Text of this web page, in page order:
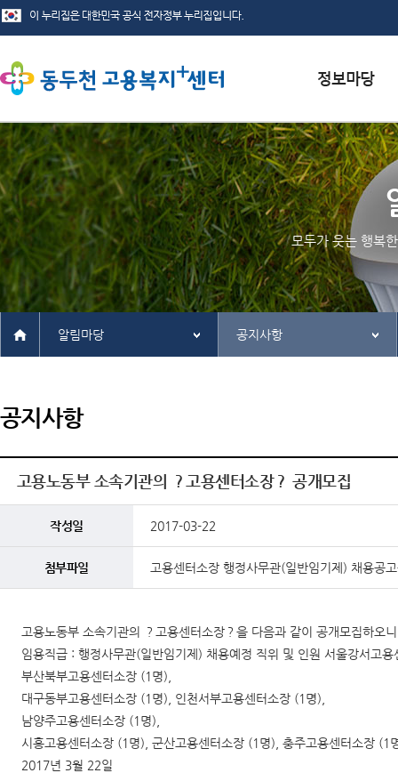
서식자료실
채용정보
인재정보
관련사이트
모두가 웃는 행복
알림마당 공지사항
공지사항
고용노동부 소속기관의 ？고용센터소장？ 공개모집
작성일 2017-03-22
첨부파일 고용센터소장 행정사무관(일반임기제) 채용공
고용노동부 소속기관의 ？고용센터소장？을 다음과 같이 공개모집하오
임용직급 : 행정사무관(일반임기제) 채용예정 직위 및 인원 서울강서고
부산북부고용센터소장 (1명),
대구동부고용센터소장 (1명), 인천서부고용센터소장 (1명),
남양주고용센터소장 (1명),
시흥고용센터소장 (1명), 군산고용센터소장 (1명), 충주고용센터소장 (1
2017년 3월 22일